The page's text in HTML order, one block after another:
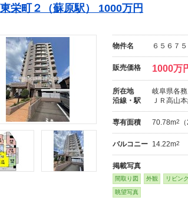
栄町２（蘇原駅） 1000万円
物件名 ６５６７
販売価格 1000万
所在地
岐阜県各
沿線・駅
ＪＲ高山
専有面積 70.78m2
バルコニー 14.22m2
掲載写真
間取り図 外観 リビン
眺望写真